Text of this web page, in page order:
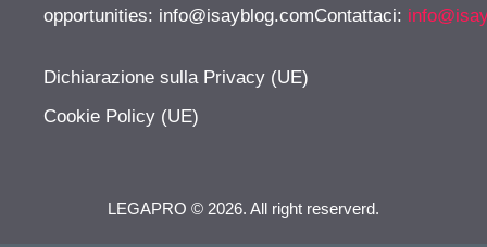
opportunities: info@isayblog.comContattaci:
Dichiarazione sulla Privacy (UE)
Cookie Policy (UE)
LEGAPRO © 2026. All right reserverd.